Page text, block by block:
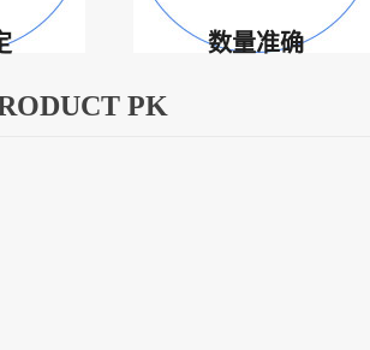
数量准确
PK